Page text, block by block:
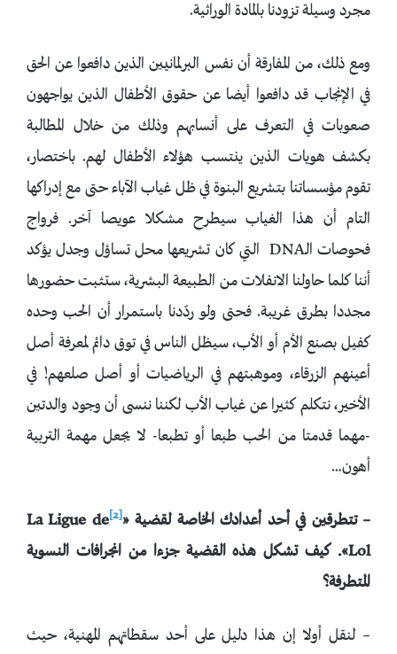
مجرد وسيلة تزودنا بالمادة الوراثية.
ومع ذلك، من المفارقة أن نفس البرلمانيين الذين دافعوا عن الحق
في الإنجاب قد دافعوا أيضا عن حقوق الأطفال الذين يواجهون
صعوبات في التعرف على أنسابهم وذلك من خلال المطالبة
بكشف هويات الذين ينتسب هؤلاء الأطفال لهم. باختصار،
تقوم مؤسساتنا بتشريع البنوة في ظل غياب الآباء حتى مع إدراكها
التام أن هذا الغياب سيطرح مشكلا عويصا آخر. فرواج
فحوصات الـDNA التي كان تشريعها محل تساؤل وجدل يؤكد
أننا كلما حاولنا الانفلات من الطبيعة البشرية، ستثبت حضورها
مجددا بطرق غريبة. فحتى ولو ردّدنا باستمرار أن الحب وحده
كفيل بصنع الأم أو الأب، سيظل الناس في توق دائم لمعرفة أصل
أعينهم الزرقاء، وموهبتهم في الرياضيات أو أصل صلعهم! في
الأخير، نتكلم كثيرا عن غياب الأب لكننا ننسى أن وجود والدتين
-مهما قدمتا من الحب طبعا أو تطبعا- لا يجعل مهمة التربية
أهون…
– تتطرقين في أحد أعدادك الخاصة لقضية«
[2]
La Ligue de
Lol» . كيف تشكل هذه القضية جزءا من انجرافات النسوية
المتطرفة؟
– لنقل أولا إن هذا دليل على أحد سقطاتهم المهنية، حيث